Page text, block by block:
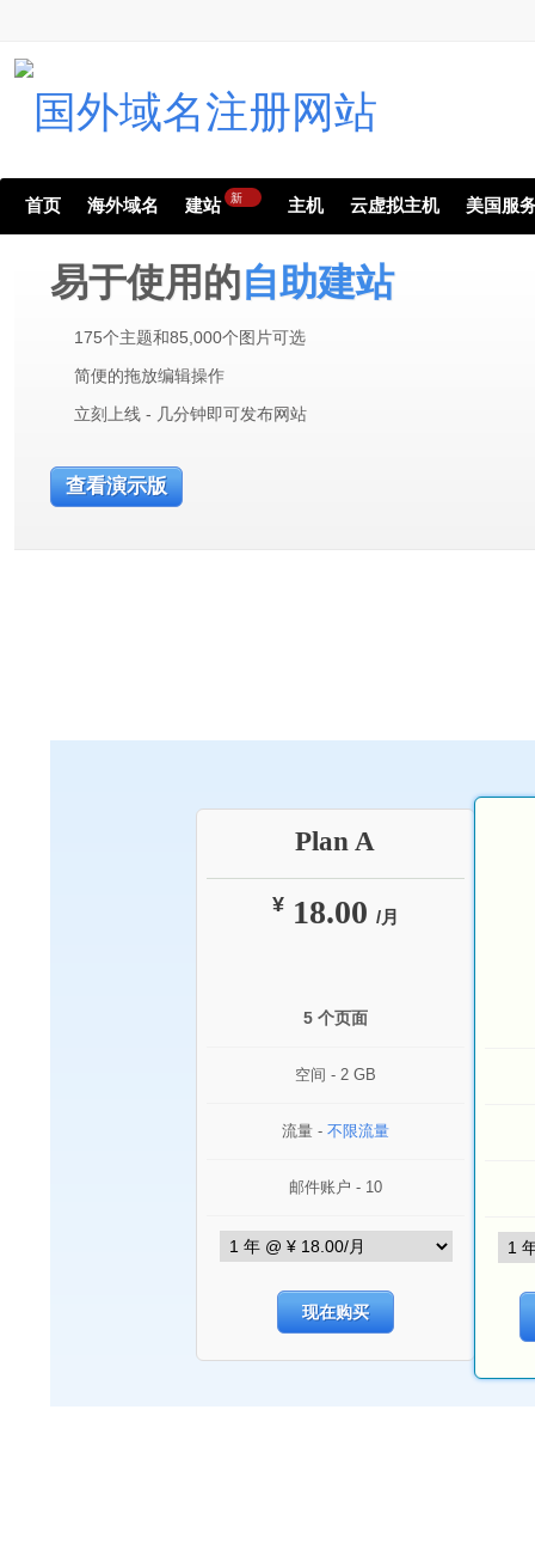
首页 海外域名 建站 新 主机 云虚拟主机 美国服
易于使用的自助建站
175个主题和85,000个图片可选
简便的拖放编辑操作
立刻上线 - 几分钟即可发布网站
查看演示版
Plan A
¥ 18.00 /月
5 个页面
空间 - 2 GB
流量 - 不限流量
邮件账户 - 10
现在购买